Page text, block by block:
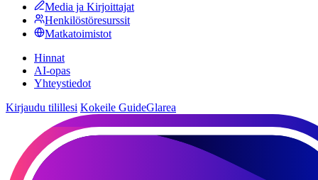
Media ja Kirjoittajat
Henkilöstöresurssit
Matkatoimistot
Hinnat
AI-opas
Yhteystiedot
Kirjaudu tilillesi Kokeile GuideGlarea